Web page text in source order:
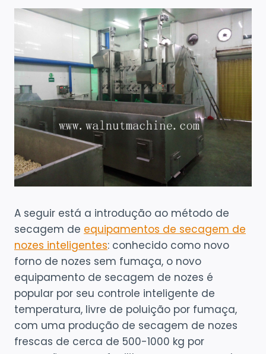
A seguir está a introdução ao método de
secagem de equipamentos de secagem de
nozes inteligentes: conhecido como novo
forno de nozes sem fumaça, o novo
equipamento de secagem de nozes é
popular por seu controle inteligente de
temperatura, livre de poluição por fumaça,
com uma produção de secagem de nozes
frescas de cerca de 500-1000 kg por